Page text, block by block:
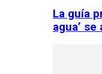
La guía
agua’